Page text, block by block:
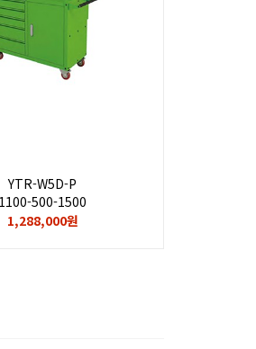
YTR-W5D-P
1100-500-1500
1,288,000원